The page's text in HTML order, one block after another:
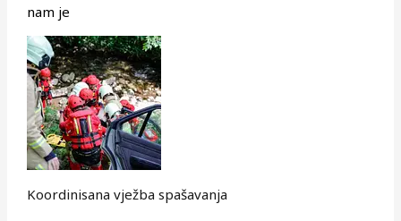
nam je
Koordinisana vježba spašavanja